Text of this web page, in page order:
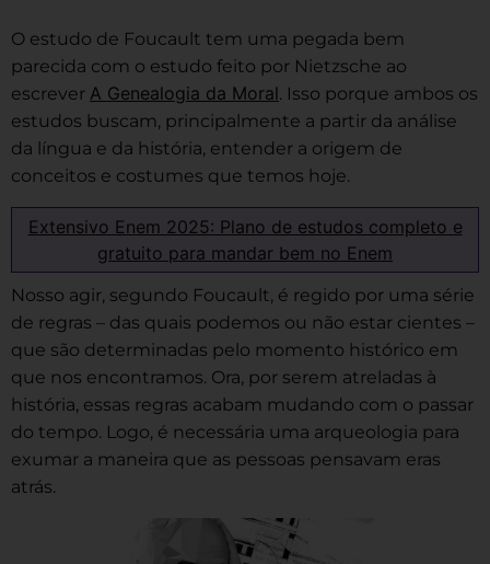
O estudo de Foucault tem uma pegada bem
parecida com o estudo feito por Nietzsche ao
escrever A Genealogia da Moral. Isso porque ambos os
estudos buscam, principalmente a partir da análise
da língua e da história, entender a origem de
conceitos e costumes que temos hoje.
Extensivo Enem 2025: Plano de estudos completo e
gratuito para mandar bem no Enem
Nosso agir, segundo Foucault, é regido por uma série
de regras – das quais podemos ou não estar cientes –
que são determinadas pelo momento histórico em
que nos encontramos. Ora, por serem atreladas à
história, essas regras acabam mudando com o passar
do tempo. Logo, é necessária uma arqueologia para
exumar a maneira que as pessoas pensavam eras
atrás.